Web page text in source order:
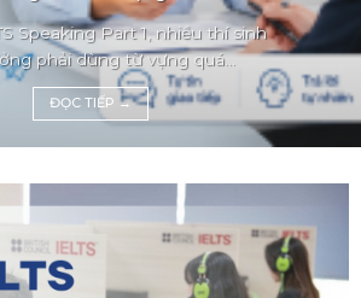
Speaking Part 1, nhiều thí sinh
phải dùng từ vựng quá...
ĐỌC TIẾP →